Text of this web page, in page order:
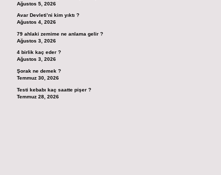
Ağustos 5, 2026
Avar Devleti’ni kim yıktı ?
Ağustos 4, 2026
79 ahlaki zemime ne anlama gelir ?
Ağustos 3, 2026
4 birlik kaç eder ?
Ağustos 3, 2026
Şorak ne demek ?
Temmuz 30, 2026
Testi kebabı kaç saatte pişer ?
Temmuz 28, 2026